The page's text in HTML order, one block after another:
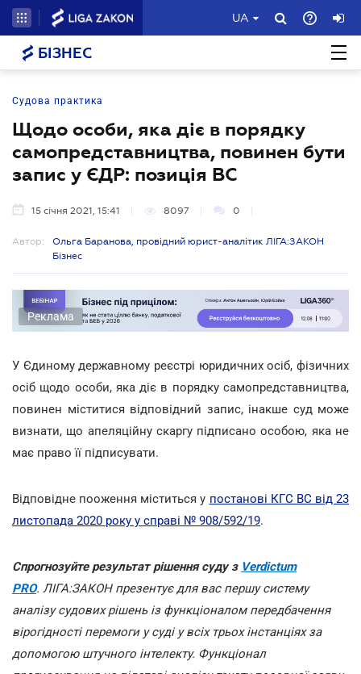
UA
БІЗНЕС
Судова практика
Щодо особи, яка діє в порядку
самопредставництва, повинен бути
запис у ЄДР: позиція ВС
15 січня 2021, 15:41 8097 0
Автор:
Ольга Баранова, провідний юрист-аналітик ЛІГА:ЗАКОН
Бізнес
Реклама
У Єдиному державному реєстрі юридичних осіб, фізичних
осіб щодо особи, яка діє в порядку самопредставництва,
повинен міститися відповідний запис, інакше суд може
визнати, що апеляційну скаргу підписано особою, яка не
має право її підписувати.
Відповідне пооження міститься у постанові КГС ВС від 23
листопада 2020 року у справі № 908/592/19.
Спрогнозуйте результат рішення суду з Verdictum
PRO. ЛІГА:ЗАКОН презентує для вас першу систему
аналізу судових рішень із функціоналом передбачення
вірогідності перемоги у суді у всіх трьох інстанціях за
допомогою штучного інтелекту. Функціонал